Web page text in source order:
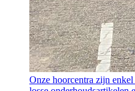
Onze hoorcentra zijn